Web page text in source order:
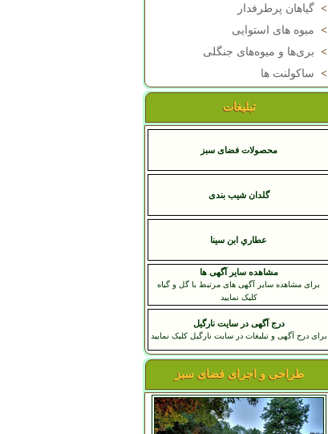
> گیاهان پرطرفدار
> میوه های استوایی
> بری‌ها و میوه‌های جنگلی
> ساکولنت ها
تبلیغات
محصولات فضای سبز
گلدان شیب بندی
عطاري ابن سينا
مشاهده سایر آگهی ها
برای مشاهده سایر آگهی های مرتبط با گل و گیاه
کلیک نمایید
درج آگهی در سایت نارگیل
برای درج آگهی و تبلیغات در سایت نارگیل کلیک نمایید
طراحی و اجرای فضای سبز